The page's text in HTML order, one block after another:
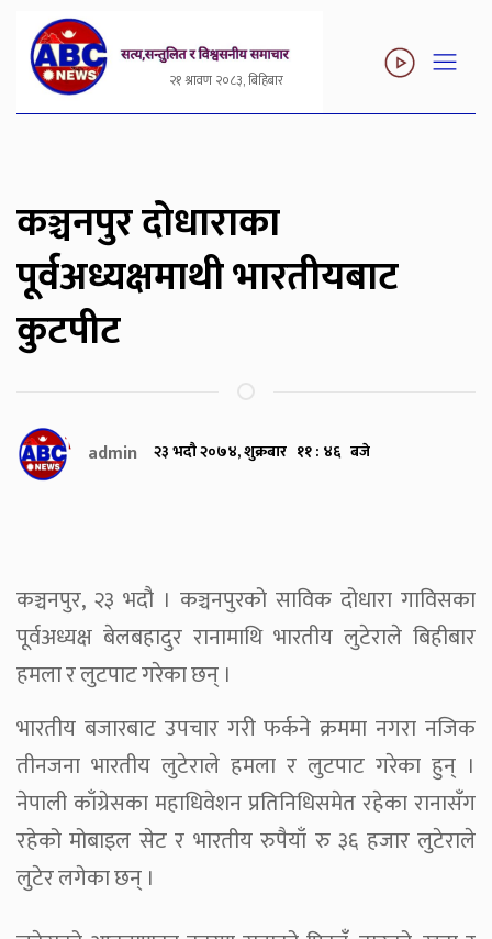
२१ श्रावण २०८३, बिहिबार
कञ्चनपुर दोधाराका
पूर्वअध्यक्षमाथी भारतीयबाट
कुटपीट
admin २३ भदौ २०७४, शुक्रबार ११ : ४६ बजे
कञ्चनपुर, २३ भदौ । कञ्चनपुरको साविक दोधारा गाविसका
पूर्वअध्यक्ष बेलबहादुर रानामाथि भारतीय लुटेराले बिहीबार
हमला र लुटपाट गरेका छन् ।
भारतीय बजारबाट उपचार गरी फर्कने क्रममा नगरा नजिक
तीनजना भारतीय लुटेराले हमला र लुटपाट गरेका हुन् ।
नेपाली काँग्रेसका महाधिवेशन प्रतिनिधिसमेत रहेका रानासँग
रहेको मोबाइल सेट र भारतीय रुपैयाँ रु ३६ हजार लुटेराले
लुटेर लगेका छन् ।